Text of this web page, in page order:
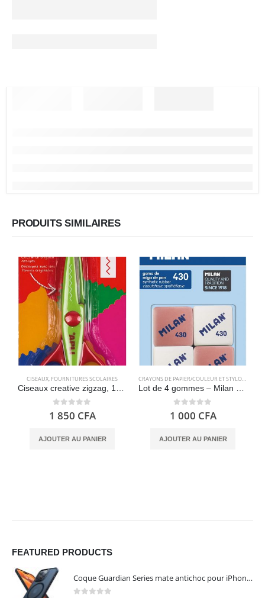
PRODUITS SIMILAIRES
CISEAUX, FOURNITURES SCOLAIRES
Ciseaux creative zigzag, 13 cm, multicolore – APLI Kids
0 out of 5
1 850 CFA
AJOUTER AU PANIER
CRAYONS DE PAPIER/COULEUR ET STYLOS,
Lot de 4 gommes – Milan BMM9215
0 out of 5
1 000 CFA
AJOUTER AU PANIER
FEATURED PRODUCTS
Coque Guardian Series mate antichoc pour iPhone 15 Pro Max avec Magsafe Noir - Torras